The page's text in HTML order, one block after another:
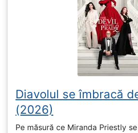
Diavolul se îmbracă
(2026)
Pe măsură ce Miranda Priestly